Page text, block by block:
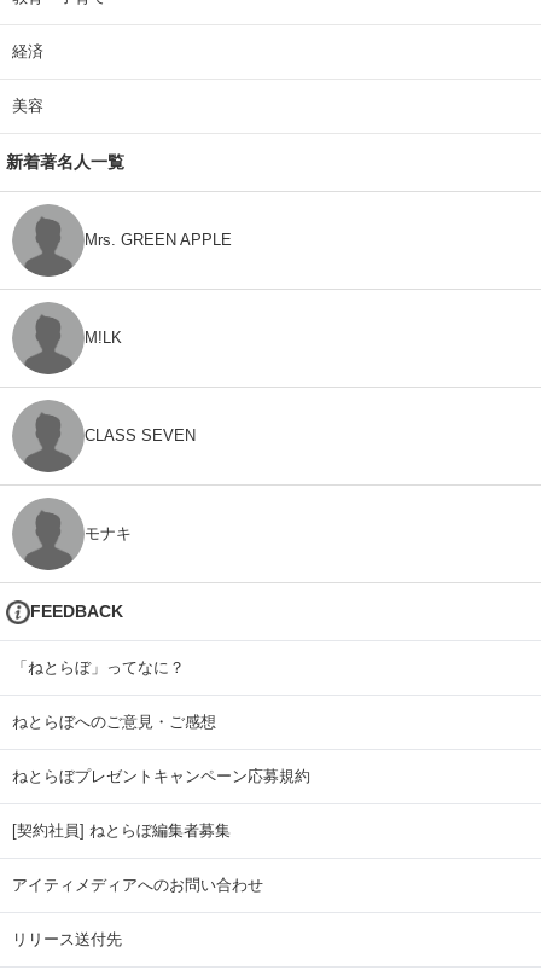
経済
美容
新着著名人一覧
Mrs. GREEN APPLE
M!LK
CLASS SEVEN
モナキ
FEEDBACK
「ねとらぼ」ってなに？
ねとらぼへのご意見・ご感想
ねとらぼプレゼントキャンペーン応募規約
[契約社員] ねとらぼ編集者募集
アイティメディアへのお問い合わせ
リリース送付先